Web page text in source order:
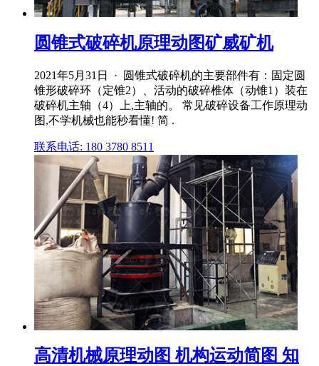
圆锥式破碎机原理动图矿威矿机
2021年5月31日 · 圆锥式破碎机的主要部件有：固定圆
锥形破碎环（定锥2）、活动的破碎椎体（动锥1）装在
破碎机主轴（4）上,主轴的。 常见破碎设备工作原理动
图,不学机械也能秒看懂! 简 .
联系电话: 180 3780 8511
高清机械原理动图 机构运动简图 知